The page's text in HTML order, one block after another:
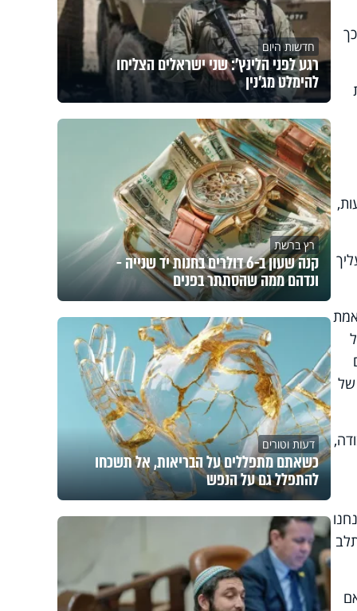
של
חדשות היום
רגע לפני הלינץ': שני ישראלים הצליחו
להימלט מג'נין
רץ ברשת
קנה שעון ב-6 דולרים בחנות יד שנייה -
ונדהם ממה שהסתתר בפנים
דעות וטורים
כשאתם מתפללים על הבריאות, אל תשכחו
להתפלל גם על הנפש